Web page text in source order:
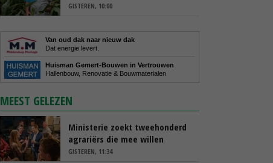
GISTEREN, 10:00
Van oud dak naar nieuw dak
Dat energie levert.
Huisman Gemert-Bouwen in Vertrouwen
Hallenbouw, Renovatie & Bouwmaterialen
MEEST GELEZEN
Ministerie zoekt tweehonderd
agrariërs die mee willen
denken
GISTEREN, 11:34